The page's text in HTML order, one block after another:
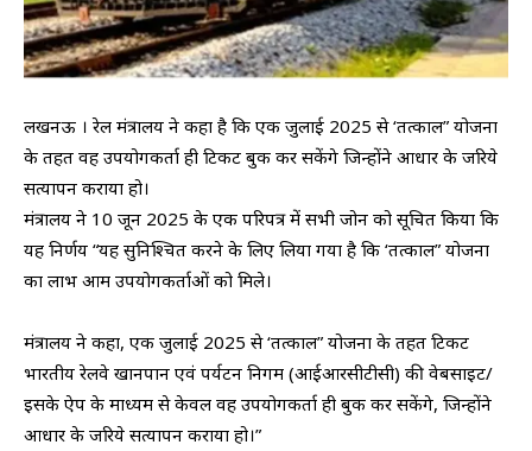
लखनऊ । रेल मंत्रालय ने कहा है कि एक जुलाई 2025 से ‘तत्काल” योजना
के तहत वह उपयोगकर्ता ही टिकट बुक कर सकेंगे जिन्होंने आधार के जरिये
सत्यापन कराया हो।
मंत्रालय ने 10 जून 2025 के एक परिपत्र में सभी जोन को सूचित किया कि
यह निर्णय “यह सुनिश्चित करने के लिए लिया गया है कि ‘तत्काल” योजना
का लाभ आम उपयोगकर्ताओं को मिले।
मंत्रालय ने कहा, एक जुलाई 2025 से ‘तत्काल” योजना के तहत टिकट
भारतीय रेलवे खानपान एवं पर्यटन निगम (आईआरसीटीसी) की वेबसाइट/
इसके ऐप के माध्यम से केवल वह उपयोगकर्ता ही बुक कर सकेंगे, जिन्होंने
आधार के जरिये सत्यापन कराया हो।”